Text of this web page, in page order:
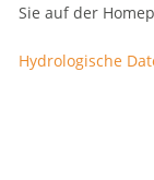
Sie auf der
Hydrologische